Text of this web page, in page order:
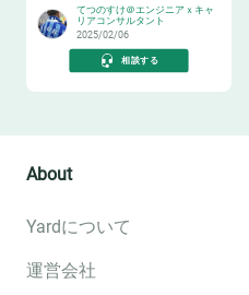
てつのすけ＠エンジニアｘキャ
リアコンサルタント
2025/02/06
相談する
About
Yardについて
運営会社